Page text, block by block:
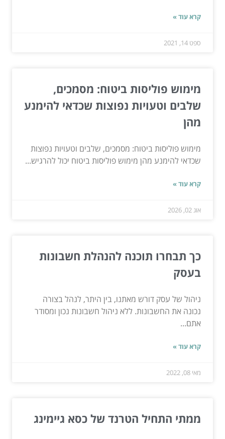
קרא עוד »
ספט 14, 2021
מימוש פוליסות ביטוח: מסמכים,
שלבים וטעויות נפוצות שכדאי להימנע
מהן
מימוש פוליסות ביטוח: מסמכים, שלבים וטעויות נפוצות
שכדאי להימנע מהן מימוש פוליסות ביטוח יכול להרגיש...
קרא עוד »
אוג 02, 2026
כך תבחרו תוכנה להנהלת חשבונות
בעסק
ניהול של עסק דורש מאתנו, בין היתר, לנהל בצורה
נכונה את החשבונות. ללא ניהול חשבונות נכון ומסודר
אתם...
קרא עוד »
מאי 08, 2022
ממתי התחיל הטרנד של כסא גיימינג